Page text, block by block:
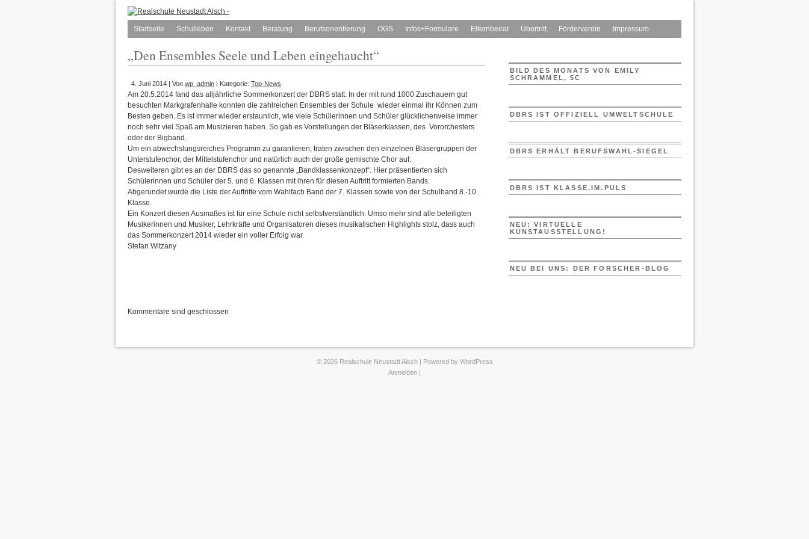
Startseite Schulleben Kontakt Beratung Berufsorientierung OGS Infos+Formulare Elternbeirat Übertritt Förderverein Impressum
„Den Ensembles Seele und Leben eingehaucht“
4. Juni 2014 | Von wp_admin | Kategorie: Top-News
Am 20.5.2014 fand das alljährliche Sommerkonzert der DBRS statt. In der mit rund 1000 Zuschauern gut
besuchten Markgrafenhalle konnten die zahlreichen Ensembles der Schule wieder einmal ihr Können zum
Besten geben. Es ist immer wieder erstaunlich, wie viele Schülerinnen und Schüler glücklicherweise immer
noch sehr viel Spaß am Musizieren haben. So gab es Vorstellungen der Bläserklassen, des Vororchesters
oder der Bigband.
Um ein abwechslungsreiches Programm zu garantieren, traten zwischen den einzelnen Bläsergruppen der
Unterstufenchor, der Mittelstufenchor und natürlich auch der große gemischte Chor auf.
Desweiteren gibt es an der DBRS das so genannte „Bandklassenkonzept“. Hier präsentierten sich
Schülerinnen und Schüler der 5. und 6. Klassen mit ihren für diesen Auftritt formierten Bands.
Abgerundet wurde die Liste der Auftritte vom Wahlfach Band der 7. Klassen sowie von der Schulband 8.-10.
Klasse.
Ein Konzert diesen Ausmaßes ist für eine Schule nicht selbstverständlich. Umso mehr sind alle beteiligten
Musikerinnen und Musiker, Lehrkräfte und Organisatoren dieses musikalischen Highlights stolz, dass auch
das Sommerkonzert 2014 wieder ein voller Erfolg war.
Stefan Witzany
Kommentare sind geschlossen
BILD DES MONATS VON EMILY
SCHRAMMEL, 5C
DBRS IST OFFIZIELL UMWELTSCHULE
DBRS ERHÄLT BERUFSWAHL-SIEGEL
DBRS IST KLASSE.IM.PULS
NEU: VIRTUELLE
KUNSTAUSSTELLUNG!
NEU BEI UNS: DER FORSCHER-BLOG
© 2026 Realschule Neustadt Aisch | Powered by WordPress
Anmelden |